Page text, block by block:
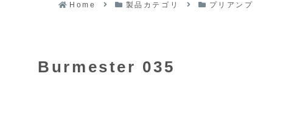
Home 製品カテゴリ プリアンプ
Burmester 035